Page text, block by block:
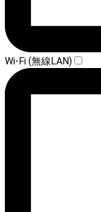
Wi-Fi (無線LAN)